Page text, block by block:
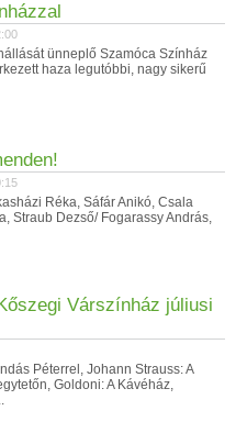
ünneplő Szamóca Színház
haza legutóbbi, nagy sikerű
Réka, Sáfár Anikó, Csala
Straub Dezső/ Fogarassy András,
Várszínház júliusi
Péterrel, Johann Strauss: A
Goldoni: A Kávéház,